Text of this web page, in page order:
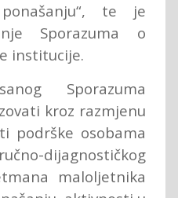
te je
Sporazuma o
institucije.
Sporazuma
kroz razmjenu
podrške osobama
dijagnostičkog
maloljetnika